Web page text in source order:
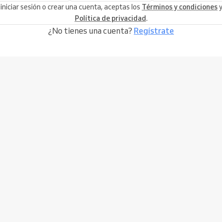
sesión o crear una cuenta, aceptas los Términos y condiciones
Política de privacidad.
¿No tienes una cuenta? Regístrate